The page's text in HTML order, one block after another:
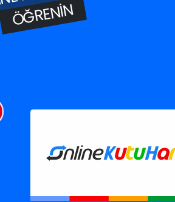
ÖĞRENIN